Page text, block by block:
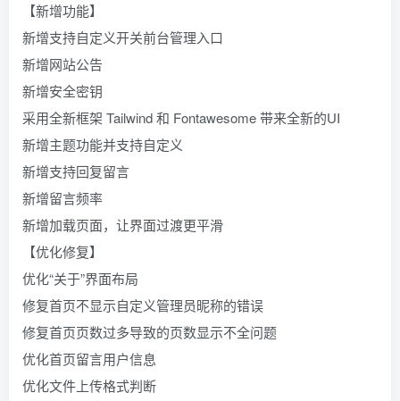
【新增功能】
新增支持自定义开关前台管理入口
新增网站公告
新增安全密钥
采用全新框架 Tailwind 和 Fontawesome 带来全新的UI
新增主题功能并支持自定义
新增支持回复留言
新增留言频率
新增加载页面，让界面过渡更平滑
【优化修复】
优化“关于”界面布局
修复首页不显示自定义管理员昵称的错误
修复首页页数过多导致的页数显示不全问题
优化首页留言用户信息
优化文件上传格式判断